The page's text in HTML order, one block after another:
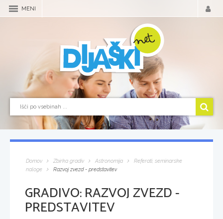
MENI
Domov Zbirka gradiv Astronomija
Referati, seminarske
naloge
Razvoj zvezd - predstavitev
GRADIVO:RAZVOJ ZVEZD -
PREDSTAVITEV